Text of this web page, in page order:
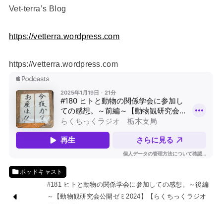
Vet-terra’s Blog ⁠
https://vetterra.wordpress.com
https://vetterra.wordpress.com
ポッドキャスト
#181 ヒトと動物の関係学会に参加しての感想。～後編
～【動物観研究会公開ゼミ2024】【らくちっくラジオ